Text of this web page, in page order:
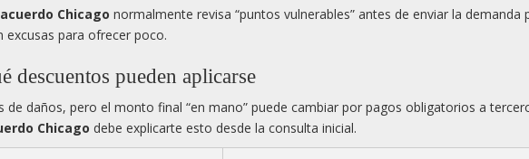
Chicago normalmente revisa “puntos vulnerables” antes de enviar la demanda
excusas para ofrecer poco.
descuentos pueden aplicarse
de daños, pero el monto final “en mano” puede cambiar por pagos obligatorios a
Chicago debe explicarte esto desde la consulta inicial.